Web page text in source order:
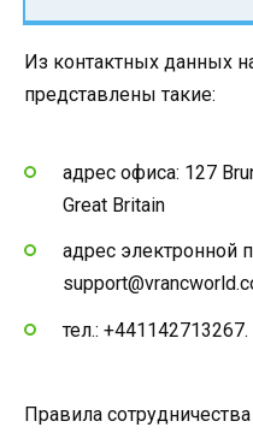
Из контактных данных
представлены такие:
адрес офиса: 127
Great Britain
адрес электронной
тел.: +441142713267.
Правила